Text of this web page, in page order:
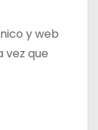
y web
vez que